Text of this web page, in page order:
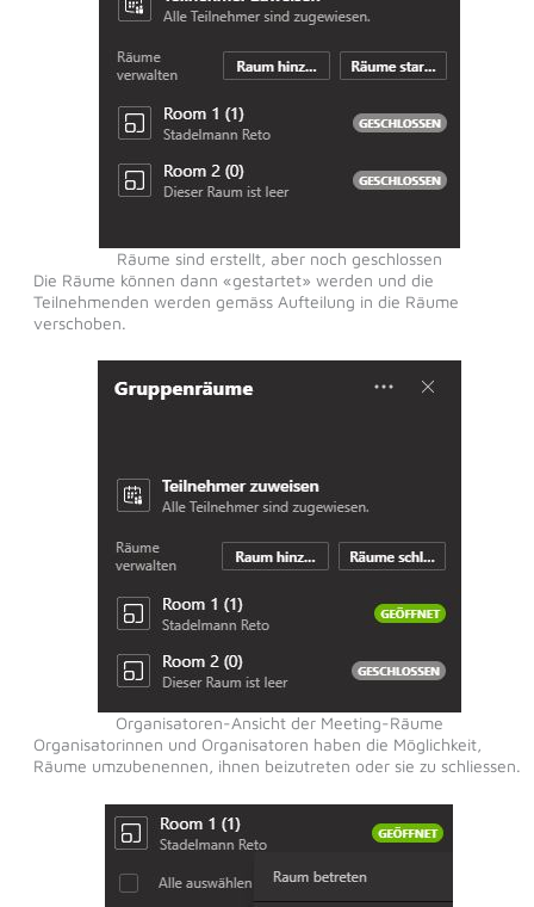
Räume sind erstellt, aber noch geschlossen
Die Räume können dann «gestartet» werden und die
Teilnehmenden werden gemäss Aufteilung in die Räume
verschoben.
Organisatoren-Ansicht der Meeting-Räume
Organisatorinnen und Organisatoren haben die Möglichkeit,
Räume umzubenennen, ihnen beizutreten oder sie zu schliessen.